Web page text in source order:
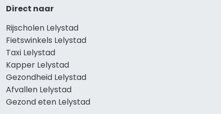
Direct naar
Rijscholen Lelystad
Fietswinkels Lelystad
Taxi Lelystad
Kapper Lelystad
Gezondheid Lelystad
Afvallen Lelystad
Gezond eten Lelystad